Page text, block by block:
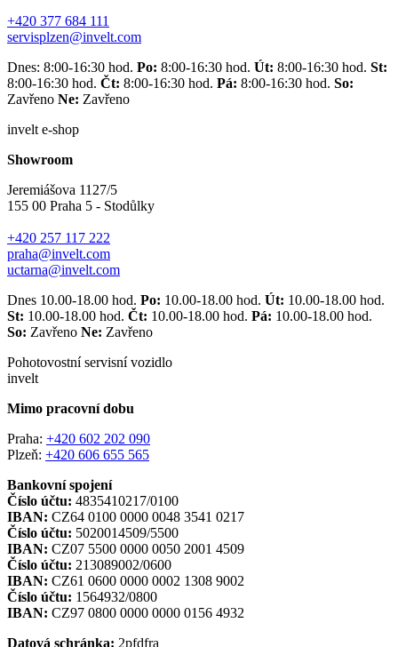
+420 377 684 111
servisplzen@invelt.com
Dnes: 8:00-16:30 hod. Po: 8:00-16:30 hod. Út: 8:00-16:30 hod. St:
8:00-16:30 hod. Čt: 8:00-16:30 hod. Pá: 8:00-16:30 hod. So:
Zavřeno Ne: Zavřeno
invelt e-shop
Showroom
Jeremiášova 1127/5
155 00 Praha 5 - Stodůlky
+420 257 117 222
praha@invelt.com
uctarna@invelt.com
Dnes 10.00-18.00 hod. Po: 10.00-18.00 hod. Út: 10.00-18.00 hod.
St: 10.00-18.00 hod. Čt: 10.00-18.00 hod. Pá: 10.00-18.00 hod.
So: Zavřeno Ne: Zavřeno
Pohotovostní servisní vozidlo
invelt
Mimo pracovní dobu
Praha: +420 602 202 090
Plzeň: +420 606 655 565
Bankovní spojení
Číslo účtu: 4835410217/0100
IBAN: CZ64 0100 0000 0048 3541 0217
Číslo účtu: 5020014509/5500
IBAN: CZ07 5500 0000 0050 2001 4509
Číslo účtu: 213089002/0600
IBAN: CZ61 0600 0000 0002 1308 9002
Číslo účtu: 1564932/0800
IBAN: CZ97 0800 0000 0000 0156 4932
Datová schránka: 2pfdfra